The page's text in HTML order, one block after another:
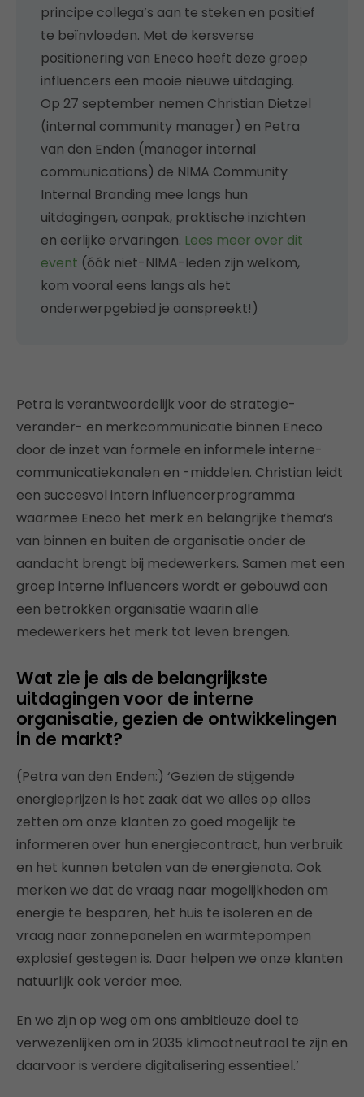
principe collega’s aan te steken en positief
te beïnvloeden. Met de kersverse
positionering van Eneco heeft deze groep
influencers een mooie nieuwe uitdaging.
Op 27 september nemen Christian Dietzel
(internal community manager) en Petra
van den Enden (manager internal
communications) de NIMA Community
Internal Branding mee langs hun
uitdagingen, aanpak, praktische inzichten
en eerlijke ervaringen. Lees meer over dit
event (óók niet-NIMA-leden zijn welkom,
kom vooral eens langs als het
onderwerpgebied je aanspreekt!)
Petra is verantwoordelijk voor de strategie-
verander- en merkcommunicatie binnen Eneco
door de inzet van formele en informele interne-
communicatiekanalen en -middelen. Christian leidt
een succesvol intern influencerprogramma
waarmee Eneco het merk en belangrijke thema’s
van binnen en buiten de organisatie onder de
aandacht brengt bij medewerkers. Samen met een
groep interne influencers wordt er gebouwd aan
een betrokken organisatie waarin alle
medewerkers het merk tot leven brengen.
Wat zie je als de belangrijkste
uitdagingen voor de interne
organisatie, gezien de ontwikkelingen
in de markt?
(Petra van den Enden:) ‘Gezien de stijgende
energieprijzen is het zaak dat we alles op alles
zetten om onze klanten zo goed mogelijk te
informeren over hun energiecontract, hun verbruik
en het kunnen betalen van de energienota. Ook
merken we dat de vraag naar mogelijkheden om
energie te besparen, het huis te isoleren en de
vraag naar zonnepanelen en warmtepompen
explosief gestegen is. Daar helpen we onze klanten
natuurlijk ook verder mee.
En we zijn op weg om ons ambitieuze doel te
verwezenlijken om in 2035 klimaatneutraal te zijn en
daarvoor is verdere digitalisering essentieel.’